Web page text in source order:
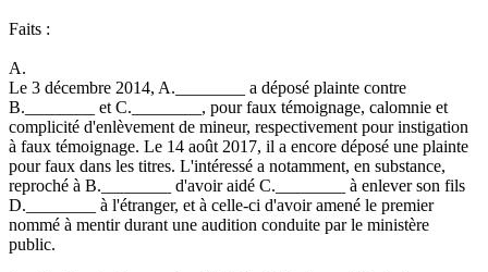
Faits :
A.
Le 3 décembre 2014, A.________ a déposé plainte contre
B.________ et C.________, pour faux témoignage, calomnie et
complicité d'enlèvement de mineur, respectivement pour instigation
à faux témoignage. Le 14 août 2017, il a encore déposé une plainte
pour faux dans les titres. L'intéressé a notamment, en substance,
reproché à B.________ d'avoir aidé C.________ à enlever son fils
D.________ à l'étranger, et à celle-ci d'avoir amené le premier
nommé à mentir durant une audition conduite par le ministère
public.